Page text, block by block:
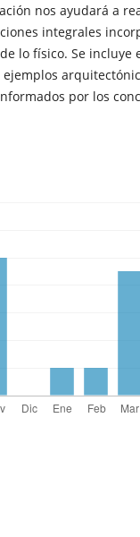
nos ayudará a
integrales
lo físico. Se incluye
por los